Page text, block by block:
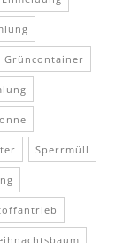
Grüncontainer
Sperrmüll